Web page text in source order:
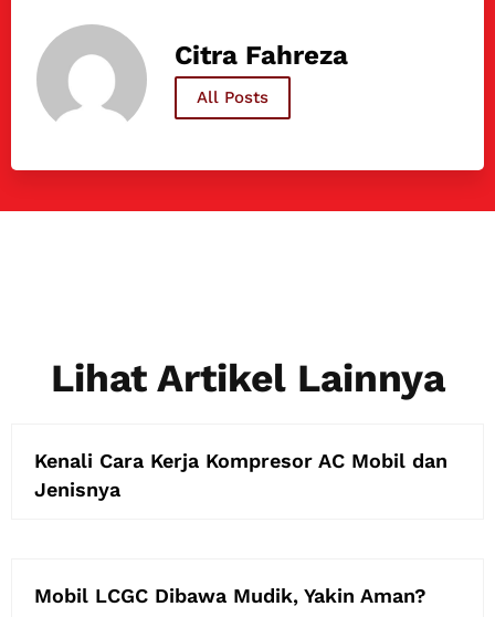
Citra Fahreza
All Posts
Lihat Artikel Lainnya
Kenali Cara Kerja Kompresor AC Mobil dan
Jenisnya
Mobil LCGC Dibawa Mudik, Yakin Aman?